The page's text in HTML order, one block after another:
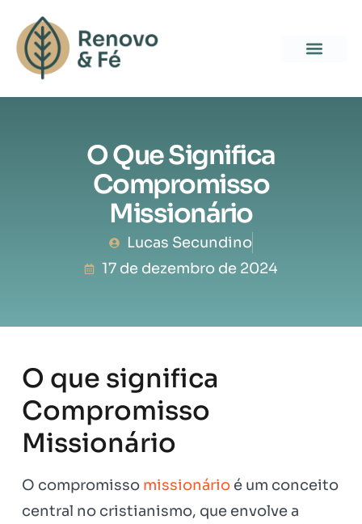
O Que Significa
Compromisso
Missionário
Lucas Secundino
17 de dezembro de 2024
O que significa
Compromisso
Missionário
O compromisso missionário é um conceito
central no cristianismo, que envolve a